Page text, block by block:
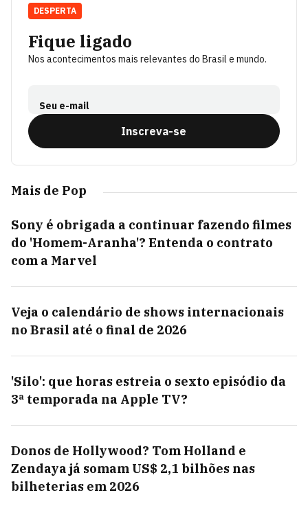
Fique ligado
Nos acontecimentos mais relevantes do Brasil e mundo.
Seu e-mail
Inscreva-se
DESPERTA
Mais de Pop
Sony é obrigada a continuar fazendo filmes
do 'Homem-Aranha'? Entenda o contrato
com a Marvel
Veja o calendário de shows internacionais
no Brasil até o final de 2026
'Silo': que horas estreia o sexto episódio da
3ª temporada na Apple TV?
Donos de Hollywood? Tom Holland e
Zendaya já somam US$ 2,1 bilhões nas
bilheterias em 2026